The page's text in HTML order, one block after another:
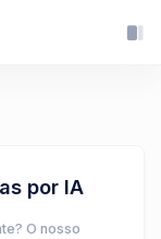
por IA
O nosso